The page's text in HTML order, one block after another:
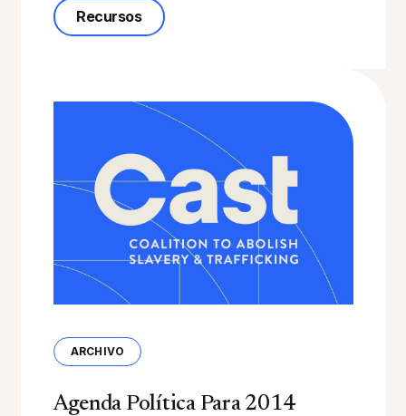
Recursossobre la Agenda Política 2015
ARCHIVO
Agenda Política Para 2014